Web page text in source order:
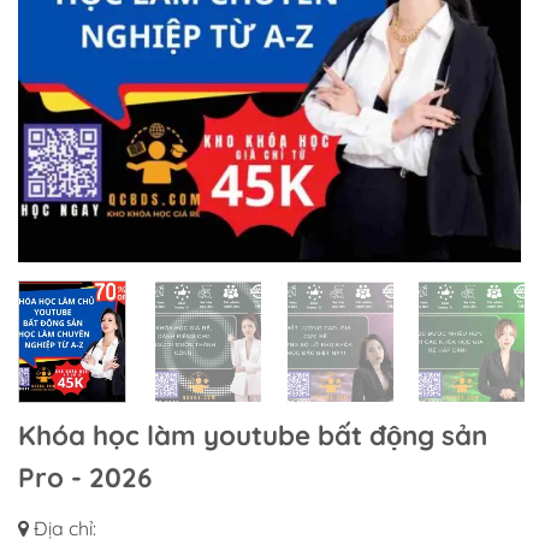
Khóa học làm youtube bất động sản
Pro - 2026
Địa chỉ: